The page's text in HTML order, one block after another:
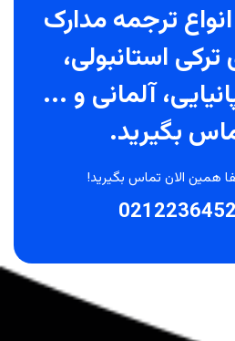
ترجمه مدارک
استانبولی،
آلمانی و ...
بگیرید.
همین الان تماس بگیرید!